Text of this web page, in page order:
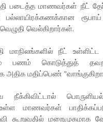
படைத்த மாணவர்கள் நீட்
வெல்கிறார்கள்.
மாநிலங்களில் நீட்
பணம் கொடுத்துத்
அதிக மதிப்பெண்
மாணவர்கள்
கூறுவதில் மறைமுகமாக